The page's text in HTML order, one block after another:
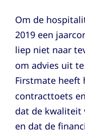
Om de
2019 een
liep niet naar
om advies uit
Firstmate heeft
contracttoets
dat de kwaliteit
en dat de